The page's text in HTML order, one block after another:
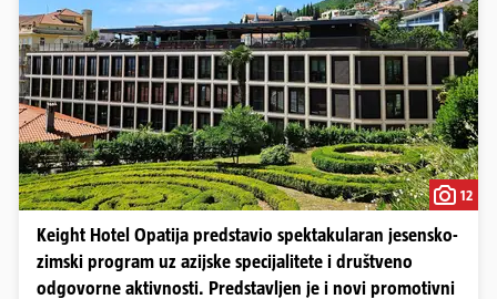
12
Keight Hotel Opatija predstavio spektakularan jesensko-
zimski program uz azijske specijalitete i društveno
odgovorne aktivnosti. Predstavljen je i novi promotivni